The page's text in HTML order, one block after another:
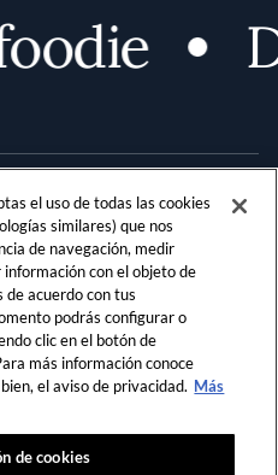
LA COMUNIDAD
LANGUAGE
ahora para obtener
seleccionadas de
el uso de todas las cookies
similares) que nos
de navegación, medir
con el objeto de
acuerdo con tus
podrás configurar o
clic en el botón de
más información conoce
el aviso de privacidad. Más
de cookies